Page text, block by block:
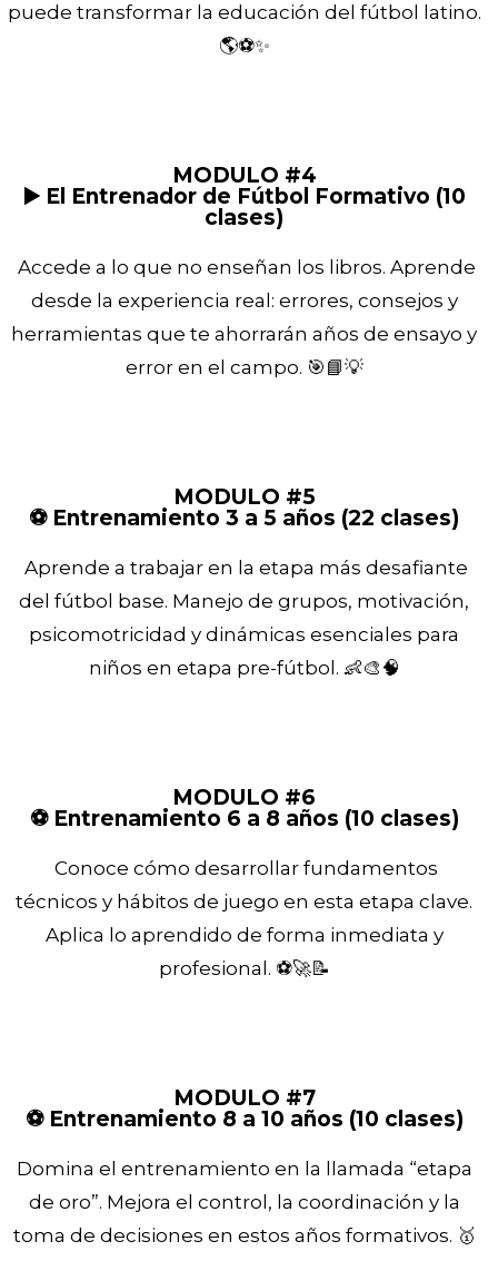
puede transformar la educación del fútbol latino.
🌎⚽✨
MODULO #4
▶️ El Entrenador de Fútbol Formativo (10
clases)
Accede a lo que no enseñan los libros. Aprende
desde la experiencia real: errores, consejos y
herramientas que te ahorrarán años de ensayo y
error en el campo. 🎯📘💡
MODULO #5
⚽ Entrenamiento 3 a 5 años (22 clases)
Aprende a trabajar en la etapa más desafiante
del fútbol base. Manejo de grupos, motivación,
psicomotricidad y dinámicas esenciales para
niños en etapa pre-fútbol. 👶🎨🧠
MODULO #6
⚽ Entrenamiento 6 a 8 años (10 clases)
Conoce cómo desarrollar fundamentos
técnicos y hábitos de juego en esta etapa clave.
Aplica lo aprendido de forma inmediata y
profesional. ⚽🚀📝
MODULO #7
⚽ Entrenamiento 8 a 10 años (10 clases)
Domina el entrenamiento en la llamada “etapa
de oro”. Mejora el control, la coordinación y la
toma de decisiones en estos años formativos. 🥇